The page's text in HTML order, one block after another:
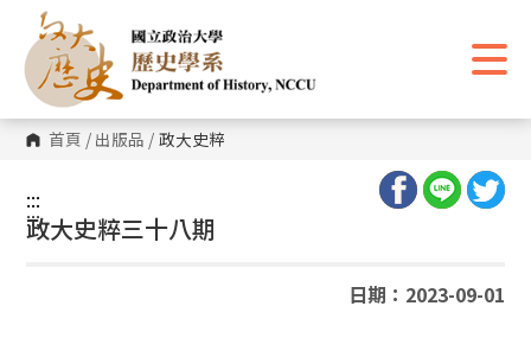
主
要
內
區
塊 首頁 / 出版品 / 政大史粹
:::
:::
政大史粹三十八期
日期：2023-09-01